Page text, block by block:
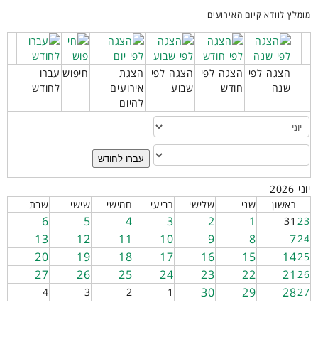
מומלץ לוודא קיום האירועים
הצגה לפי
שנה
הצגה לפי
חודש
הצגה לפי
שבוע
הצגת
אירועים
להיום
חיפוש עברו
לחודש
עברו לחודש
יוני 2026
ראשון
שני שלישי רביעי חמישי שישי
שבת
23
31
1
2
3
4
5
6
24
7
8
9
10
11
12
13
25
14
15
16
17
18
19
20
26
21
22
23
24
25
26
27
27
28
29
30
1
2
3
4